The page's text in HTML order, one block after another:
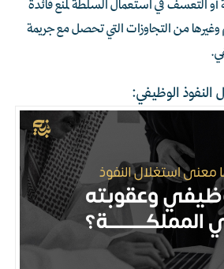
التعسف في استعمال السلطة لمنع فائدة
وغيرها من التجاوزات التي تحصل مع جريمة
النفوذ الوظيفي: